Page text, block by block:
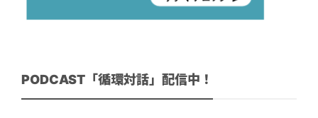
PODCAST「循環対話」配信中！